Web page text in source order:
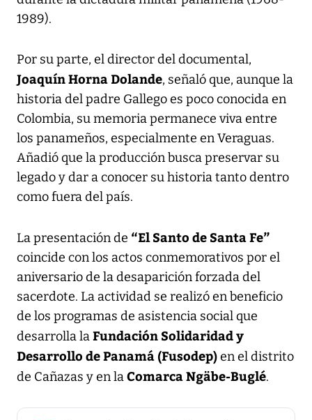
1989).
Por su parte, el director del documental,
Joaquín Horna Dolande, señaló que, aunque la
historia del padre Gallego es poco conocida en
Colombia, su memoria permanece viva entre
los panameños, especialmente en Veraguas.
Añadió que la producción busca preservar su
legado y dar a conocer su historia tanto dentro
como fuera del país.
La presentación de “El Santo de Santa Fe”
coincide con los actos conmemorativos por el
aniversario de la desaparición forzada del
sacerdote. La actividad se realizó en beneficio
de los programas de asistencia social que
desarrolla laFundación Solidaridad y
Desarrollo de Panamá (Fusodep)en el distrito
de Cañazas y en laComarca Ngäbe-Buglé.